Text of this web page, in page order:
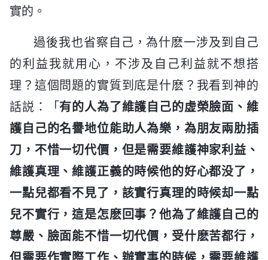
實的。
過後我也省察自己，為什麽一涉及到自己
的利益我就用心，不涉及自己利益就不想搭
理？這個問題的實質到底是什麽？我看到神的
話説：「 有的人為了維護自己的虚榮臉面、維
護自己的名譽地位能助人為樂，為朋友兩肋插
刀，不惜一切代價，但是需要維護神家利益、
維護真理、維護正義的時候他的好心都没了，
一點兒都看不見了，該實行真理的時候却一點
兒不實行，這是怎麽回事？他為了維護自己的
尊嚴、臉面能不惜一切代價，受什麽苦都行，